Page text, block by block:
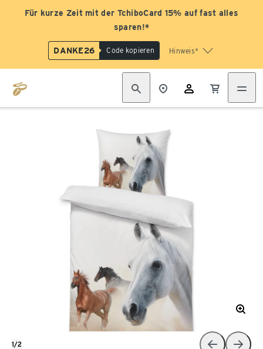
Für kurze Zeit mit der TchiboCard 15% auf fast alles
sparen!*
DANKE26 Code kopieren Hinweis*
1/2